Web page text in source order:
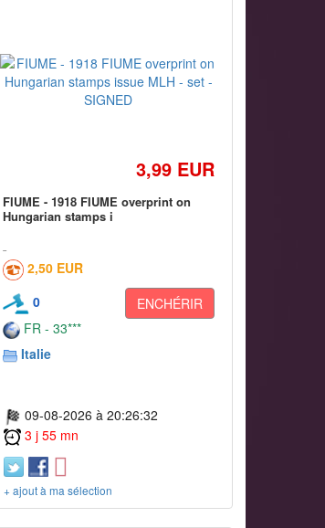
3,99 EUR
FIUME - 1918 FIUME overprint on
Hungarian stamps i
2,50 EUR
0
ENCHÉRIR
FR - 33***
Italie
09-08-2026 à 20:26:32
3 j 55 mn
+ ajout à ma sélection